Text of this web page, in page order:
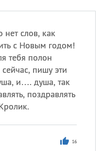
нет слов, как
с Новым годом!
тебя полон
пишу эти
и…. душа, так
поздравлять
16
день
рисового пудинга
День Дымняшки
(Smokey Bear Day)
празднуют именины
Федор